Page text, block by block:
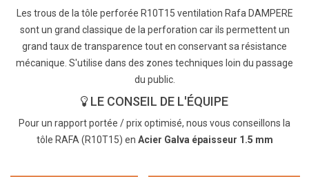
Les trous de la tôle perforée R10T15 ventilation Rafa DAMPERE
sont un grand classique de la perforation car ils permettent un
grand taux de transparence tout en conservant sa résistance
mécanique. S'utilise dans des zones techniques loin du passage
du public.
LE CONSEIL DE L'ÉQUIPE
Pour un rapport portée / prix optimisé, nous vous conseillons la
tôle RAFA (R10T15) en Acier Galva épaisseur 1.5 mm